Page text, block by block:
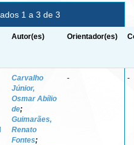
1 a 3 de 3
Autor(es) Orientador(es)
Carvalho
Júnior,
Osmar Abílio
de;
Guimarães,
Renato
Fontes;
- -